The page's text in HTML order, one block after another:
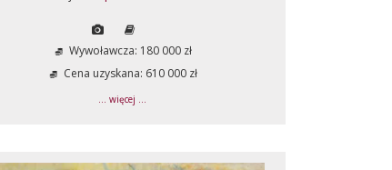
Wywoławcza: 180 000 zł
Cena uzyskana: 610 000 zł
... więcej ...